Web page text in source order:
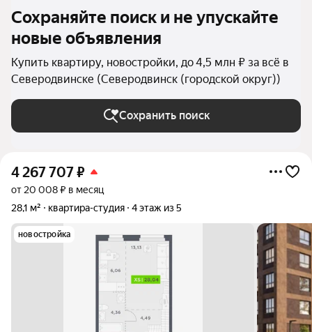
Сохраняйте поиск и не упускайте
новые объявления
Купить квартиру, новостройки, до 4,5 млн ₽ за всё в
Северодвинске (Северодвинск (городской округ))
Сохранить поиск
4 267 707₽
от 20 008 ₽ в месяц
28,1 м²
квартира-студия 4 этаж из 5
новостройка